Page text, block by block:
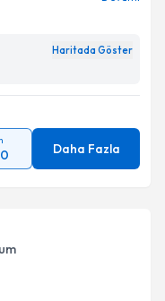
Haritada Göster
Daha Fazla